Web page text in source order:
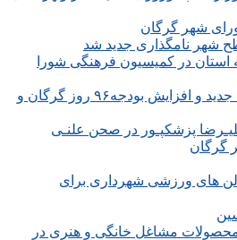
شهر گرگان
استان در کمیسیون فرهنگی شورا
ایجاد سه خانه فرهنگ جدید و افزایش بودجه۹۶ روز گرگان و
پزشکپـور در صحن علنـی
گرگان
های ورزشی شهرداری برای
محصولات مشاغل خانگی و هنری در